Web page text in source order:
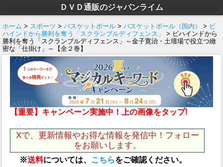
ＤＶＤ通販のジャパンライム
ホーム > スポーツ > バスケットボール > バスケットボール（国内） > ビ
ハインドから勝利を奪う「スクランブルディフェンス」
> ビハインドから
勝利を奪う「スクランブルディフェンス」～金子寛治・土壇場で役立つ緻
密な「仕掛け」～【全２巻】
【重要】キャンペーン実施中！上の画像をタップ!
Xで、更新情報やお得な情報を発信中！フォロー
をお願いします。
※送料については、 こちらをご確認ください。